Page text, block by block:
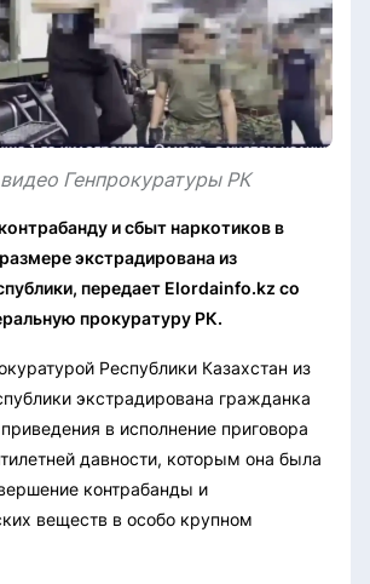
Генпрокуратуры РК
и сбыт наркотиков в
экстрадирована из
передает Elordainfo.kz со
прокуратуру РК.
Республики Казахстан из
экстрадирована гражданка
в исполнение приговора
давности, которым она была
контрабанды и
веществ в особо крупном